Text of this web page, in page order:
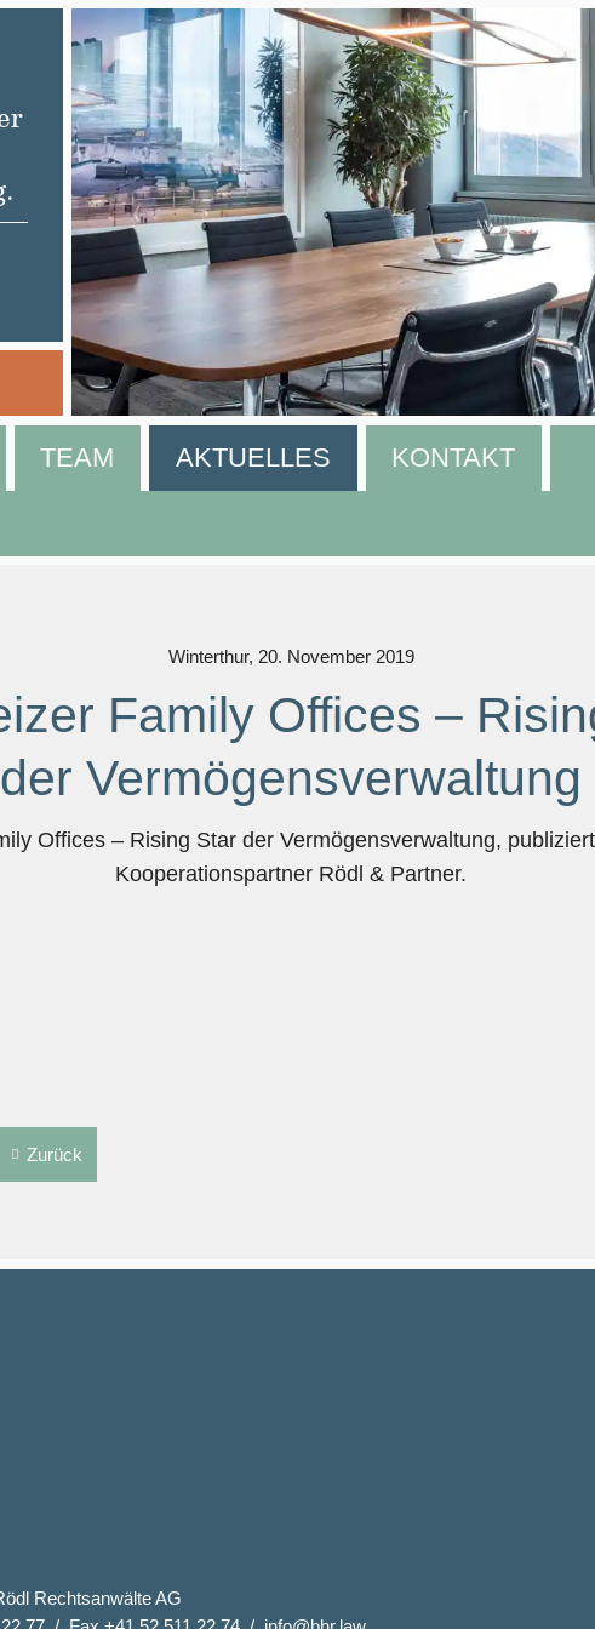
TEAM AKTUELLES KONTAKT
Winterthur, 20. November 2019
Family Offices –
der Vermögens­verwaltung
Offices – Rising Star der Vermögens­verwaltung,
Kooperationspartner Rödl & Partner.
Zurück
Rechtsanwälte AG